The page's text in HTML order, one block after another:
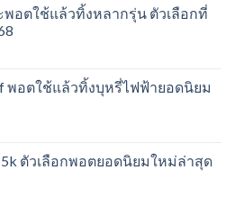
พอตใช้แล้วทิ้งหลากรุ่น ตัวเลือกที่
พอตใช้แล้วทิ้งบุหรี่ไฟฟ้ายอดนิยม
ตัวเลือกพอตยอดนิยมใหม่ล่าสุด